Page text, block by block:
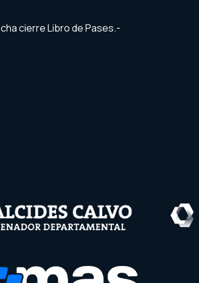
cierre Libro de Pases.-